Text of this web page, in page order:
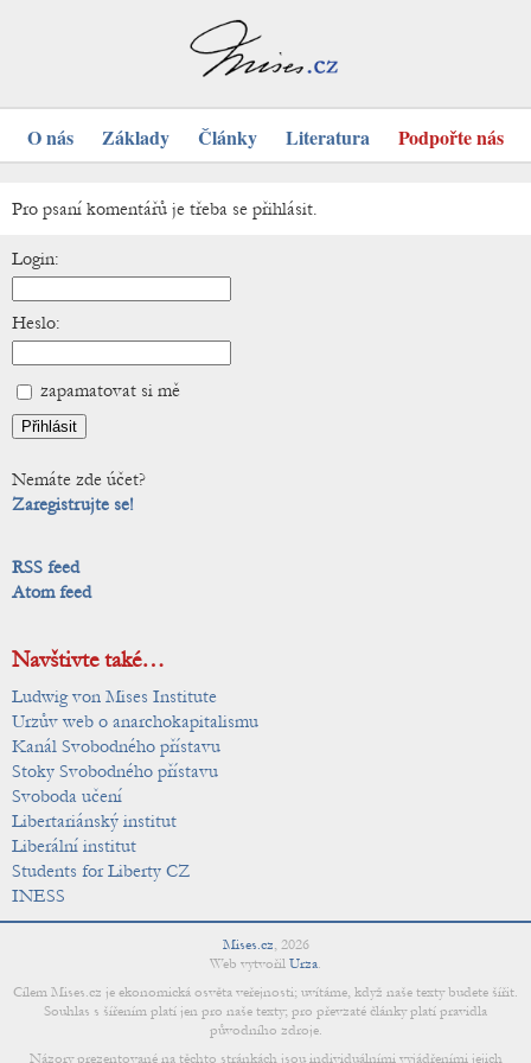
O nás Základy Články Literatura Podpořte nás
Pro psaní komentářů je třeba se přihlásit.
Login:
Heslo:
zapamatovat si mě
Nemáte zde účet?
Zaregistrujte se!
RSS feed
Atom feed
Navštivte také…
Ludwig von Mises Institute
Urzův web o anarchokapitalismu
Kanál Svobodného přístavu
Stoky Svobodného přístavu
Svoboda učení
Libertariánský institut
Liberální institut
Students for Liberty CZ
INESS
Mises.cz, 2026
Web vytvořil Urza.
Cílem Mises.cz je ekonomická osvěta veřejnosti; uvítáme, když naše texty budete šířit.
Souhlas s šířením platí jen pro naše texty; pro převzaté články platí pravidla
původního zdroje.
Názory prezentované na těchto stránkách jsou individuálními vyjádřeními jejich